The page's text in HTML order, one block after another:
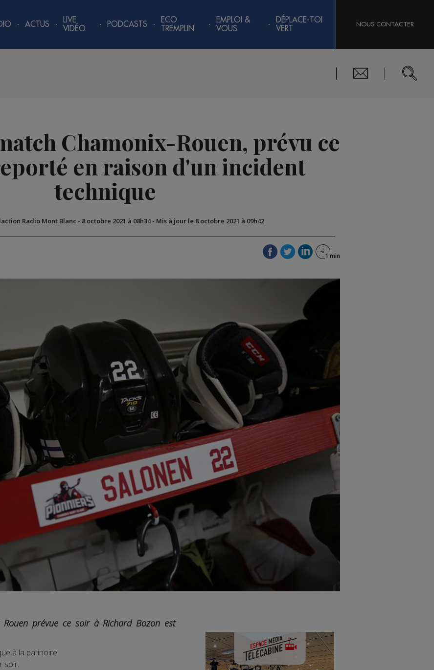
ACTUS
LIVE
VIDÉO
PODCASTS
ECO
TREMPLIN
EMPLOI &
VOUS
DÉPLACE-TOI
VERT
NOUS CONTACTER
Chamonix-Rouen, prévu ce
en raison d'un incident
technique
Radio Mont Blanc - 8 octobre 2021 à 08h34- Mis à jour le 8 octobre 2021 à 09h42
prévue ce soir à Richard Bozon est
à la patinoire.
soir.